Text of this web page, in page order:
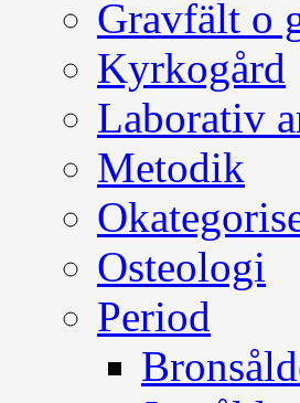
Gravfält o
Kyrkogård
Laborativ
Metodik
Osteologi
Period